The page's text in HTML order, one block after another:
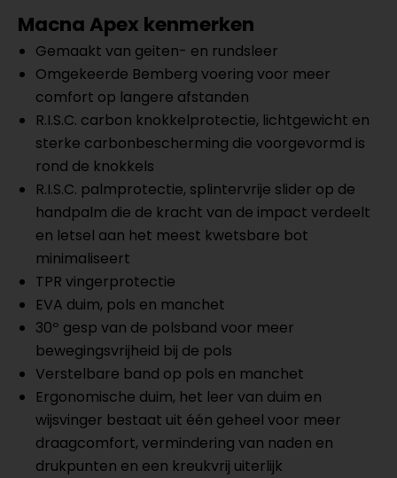
Macna Apex kenmerken
Gemaakt van geiten- en rundsleer
Omgekeerde Bemberg voering voor meer
comfort op langere afstanden
R.I.S.C. carbon knokkelprotectie, lichtgewicht en
sterke carbonbescherming die voorgevormd is
rond de knokkels
R.I.S.C. palmprotectie, splintervrije slider op de
handpalm die de kracht van de impact verdeelt
en letsel aan het meest kwetsbare bot
minimaliseert
TPR vingerprotectie
EVA duim, pols en manchet
30º gesp van de polsband voor meer
bewegingsvrijheid bij de pols
Verstelbare band op pols en manchet
Ergonomische duim, het leer van duim en
wijsvinger bestaat uit één geheel voor meer
draagcomfort, vermindering van naden en
drukpunten en een kreukvrij uiterlijk